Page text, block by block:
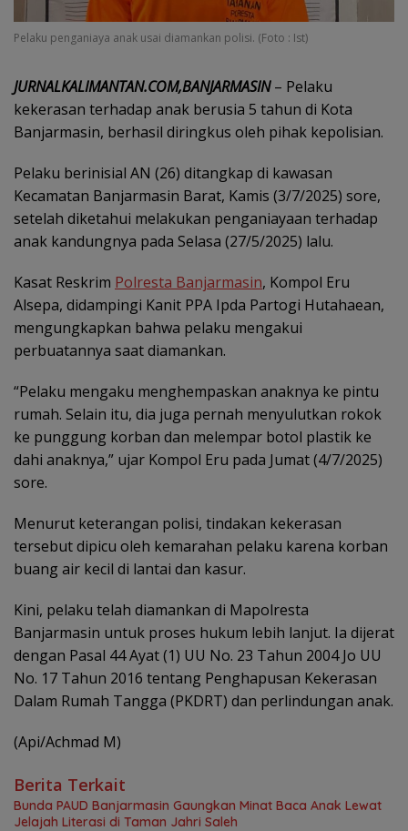
Pelaku penganiaya anak usai diamankan polisi. (Foto : Ist)
JURNALKALIMANTAN.COM,BANJARMASIN– Pelaku
kekerasan terhadap anak berusia 5 tahun di Kota
Banjarmasin, berhasil diringkus oleh pihak kepolisian.
Pelaku berinisial AN (26) ditangkap di kawasan
Kecamatan Banjarmasin Barat, Kamis (3/7/2025) sore,
setelah diketahui melakukan penganiayaan terhadap
anak kandungnya pada Selasa (27/5/2025) lalu.
Kasat Reskrim Polresta Banjarmasin, Kompol Eru
Alsepa, didampingi Kanit PPA Ipda Partogi Hutahaean,
mengungkapkan bahwa pelaku mengakui
perbuatannya saat diamankan.
“Pelaku mengaku menghempaskan anaknya ke pintu
rumah. Selain itu, dia juga pernah menyulutkan rokok
ke punggung korban dan melempar botol plastik ke
dahi anaknya,” ujar Kompol Eru pada Jumat (4/7/2025)
sore.
Menurut keterangan polisi, tindakan kekerasan
tersebut dipicu oleh kemarahan pelaku karena korban
buang air kecil di lantai dan kasur.
Kini, pelaku telah diamankan di Mapolresta
Banjarmasin untuk proses hukum lebih lanjut. Ia dijerat
dengan Pasal 44 Ayat (1) UU No. 23 Tahun 2004 Jo UU
No. 17 Tahun 2016 tentang Penghapusan Kekerasan
Dalam Rumah Tangga (PKDRT) dan perlindungan anak.
(Api/Achmad M)
Berita Terkait
Bunda PAUD Banjarmasin Gaungkan Minat Baca Anak Lewat
Jelajah Literasi di Taman Jahri Saleh